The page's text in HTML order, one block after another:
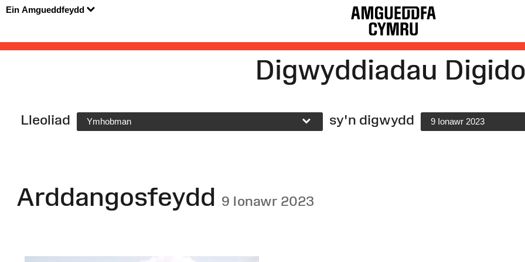
Ein Amgueddfeydd
Digwyddiadau
Lleoliad Ymhobman sy'n digwydd 9 Ionawr 2023
Arddangosfeydd 9 Ionawr 2023